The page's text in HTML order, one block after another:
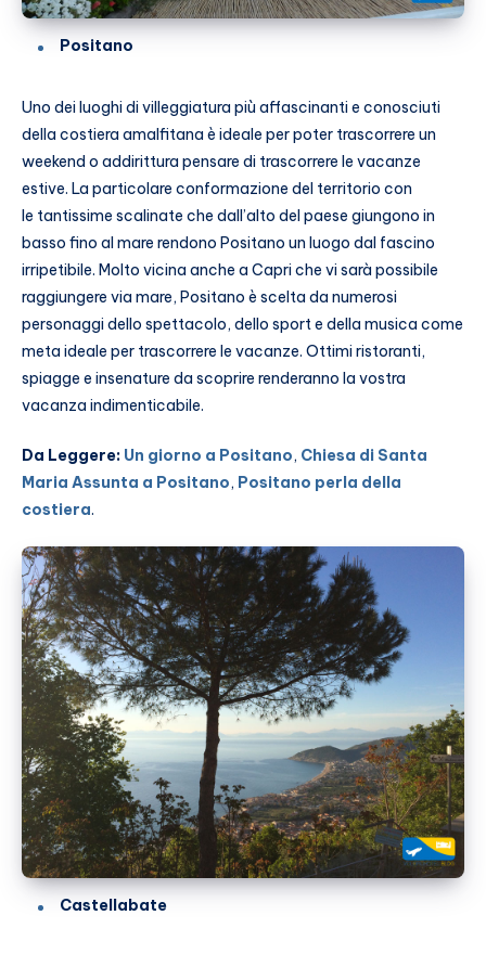
Positano
Uno dei luoghi di villeggiatura più affascinanti e conosciuti
della costiera amalfitana è ideale per poter trascorrere un
weekend o addirittura pensare di trascorrere le vacanze
estive. La particolare conformazione del territorio con
le tantissime scalinate che dall’alto del paese giungono in
basso fino al mare rendono Positano un luogo dal fascino
irripetibile. Molto vicina anche a Capri che vi sarà possibile
raggiungere via mare, Positano è scelta da numerosi
personaggi dello spettacolo, dello sport e della musica come
meta ideale per trascorrere le vacanze. Ottimi ristoranti,
spiagge e insenature da scoprire renderanno la vostra
vacanza indimenticabile.
Da Leggere: Un giorno a Positano, Chiesa di Santa
Maria Assunta a Positano, Positano perla della
costiera.
Castellabate